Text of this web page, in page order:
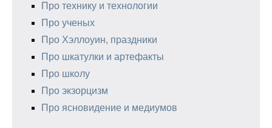
Про технику и технологии
Про ученых
Про Хэллоуин, праздники
Про шкатулки и артефакты
Про школу
Про экзорцизм
Про ясновидение и медиумов